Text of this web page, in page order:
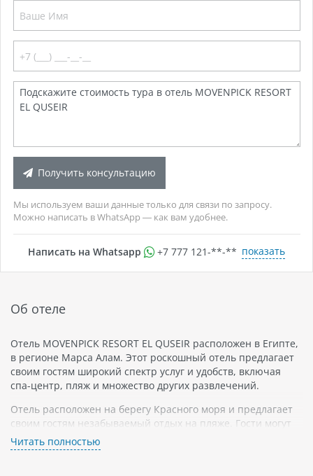
Получить консультацию
Мы используем ваши данные только для связи по запросу.
Можно написать в WhatsApp — как вам удобнее.
Написать на Whatsapp +7 777 121-**-** показать
Об отеле
Отель MOVENPICK RESORT EL QUSEIR расположен в Египте,
в регионе Марса Алам. Этот роскошный отель предлагает
своим гостям широкий спектр услуг и удобств, включая
спа-центр, пляж и множество других развлечений.
Отель расположен на берегу Красного моря и предлагает
своим гостям незабываемый отдых на пляже. Гости могут
наслаждаться кристально чистой водой и коралловыми
рифами, которые славятся своей красотой и
Читать полностью